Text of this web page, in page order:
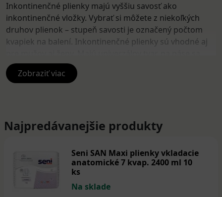
Inkontinenčné plienky majú vyššiu savosť ako
inkontinenčné vložky. Vybrať si môžete z niekoľkých
druhov plienok – stupeň savosti je označený počtom
kvapiek na balení. Inkontinenčné plienky sú vhodné aj
fixujú pásikmi v páse, čím sa zabezpečí dostatočná
priliehavosť na telo a komfort pri pohybe.
veľkosti plienky je potrebné odmerať obvod pása v
centimeroch, následne sa vyberie vhodná veľkosť
predpísať odborný lekár na recept, avšak len pri
druhom a treťom stupni inkontinencie.
Zobraziť viac
Najpredávanejšie produkty
Seni SAN Maxi plienky vkladacie
anatomické 7 kvap. 2400 ml 10
ks
Na sklade